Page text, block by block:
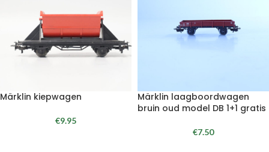
Märklin kiepwagen
€9.95
Märklin laagboordwagen
bruin oud model DB 1+1 gratis
€7.50